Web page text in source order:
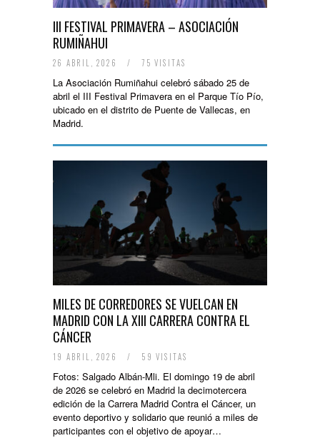
III FESTIVAL PRIMAVERA – ASOCIACIÓN
RUMIÑAHUI
26 ABRIL, 2026 / 75 VISITAS
La Asociación Rumiñahui celebró sábado 25 de
abril el III Festival Primavera en el Parque Tío Pío,
ubicado en el distrito de Puente de Vallecas, en
Madrid.
MILES DE CORREDORES SE VUELCAN EN
MADRID CON LA XIII CARRERA CONTRA EL
CÁNCER
19 ABRIL, 2026 / 59 VISITAS
Fotos: Salgado Albán-Mli. El domingo 19 de abril
de 2026 se celebró en Madrid la decimotercera
edición de la Carrera Madrid Contra el Cáncer, un
evento deportivo y solidario que reunió a miles de
participantes con el objetivo de apoyar…